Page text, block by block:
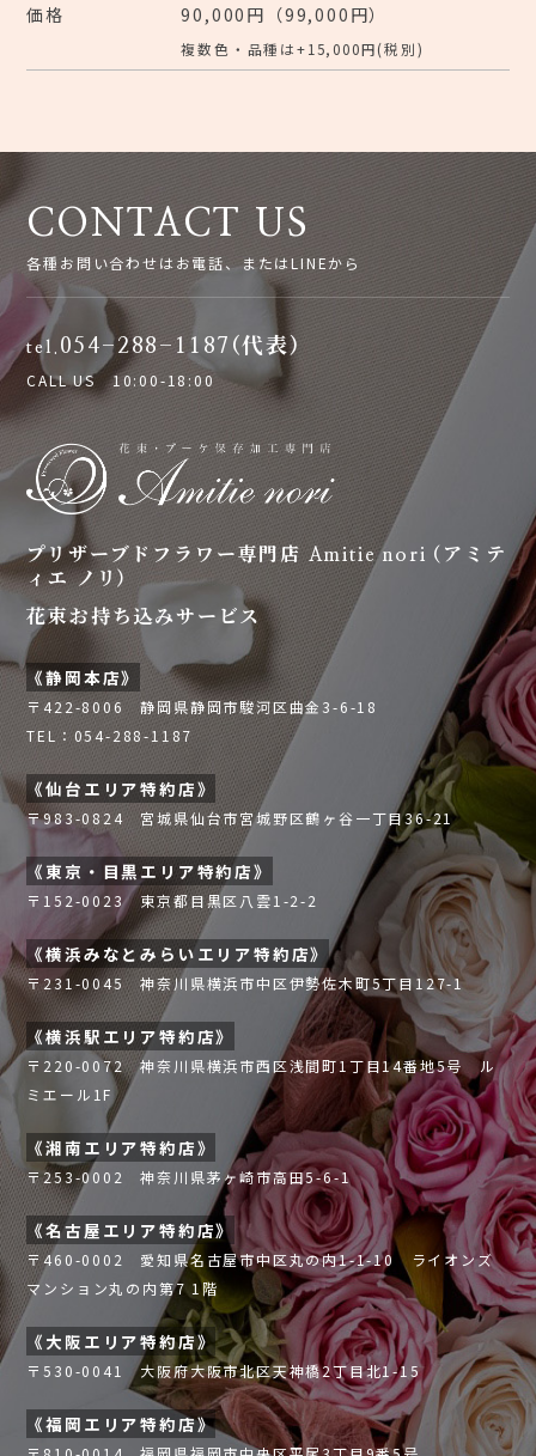
価格
90,000円（99,000円）
複数色・品種は+15,000円(税別)
CONTACT US
各種お問い合わせはお電話、またはLINEから
tel. 054-288-1187(代表)
CALL US 10:00-18:00
プリザーブドフラワー専門店 Amitie nori (アミテ
ィエ ノリ)
花束お持ち込みサービス
《静岡本店》
〒422-8006 静岡県静岡市駿河区曲金3-6-18
TEL：054-288-1187
《仙台エリア特約店》
〒983-0824 宮城県仙台市宮城野区鶴ヶ谷一丁目36-21
《東京・目黒エリア特約店》
〒152-0023 東京都目黒区八雲1-2-2
《横浜みなとみらいエリア特約店》
〒231-0045 神奈川県横浜市中区伊勢佐木町5丁目127-1
《横浜駅エリア特約店》
〒220-0072 神奈川県横浜市西区浅間町1丁目14番地5号 ル
ミエール1F
《湘南エリア特約店》
〒253-0002 神奈川県茅ヶ崎市高田5-6-1
《名古屋エリア特約店》
〒460-0002 愛知県名古屋市中区丸の内1-1-10 ライオンズ
マンション丸の内第7 1階
《大阪エリア特約店》
〒530-0041 大阪府大阪市北区天神橋2丁目北1-15
《福岡エリア特約店》